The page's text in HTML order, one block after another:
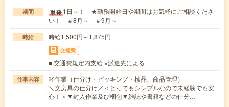
期間 単発1日～！ ★勤務開始日や期間はお気軽にご相談くださ
い！ ＃8月～ ＃9月～
時給 時給1,500円～1,875円
交通費
■ 交通費規定内支給 ※派遣先による
仕事内容
軽作業（仕分け・ピッキング・検品、商品管理）
＼文房具の仕分け／＜とってもシンプルなので未経験でも安
心！＞▼封入作業及び梱包▼雑誌や書籍などの仕分…